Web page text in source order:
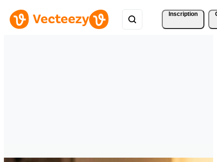
Inscription